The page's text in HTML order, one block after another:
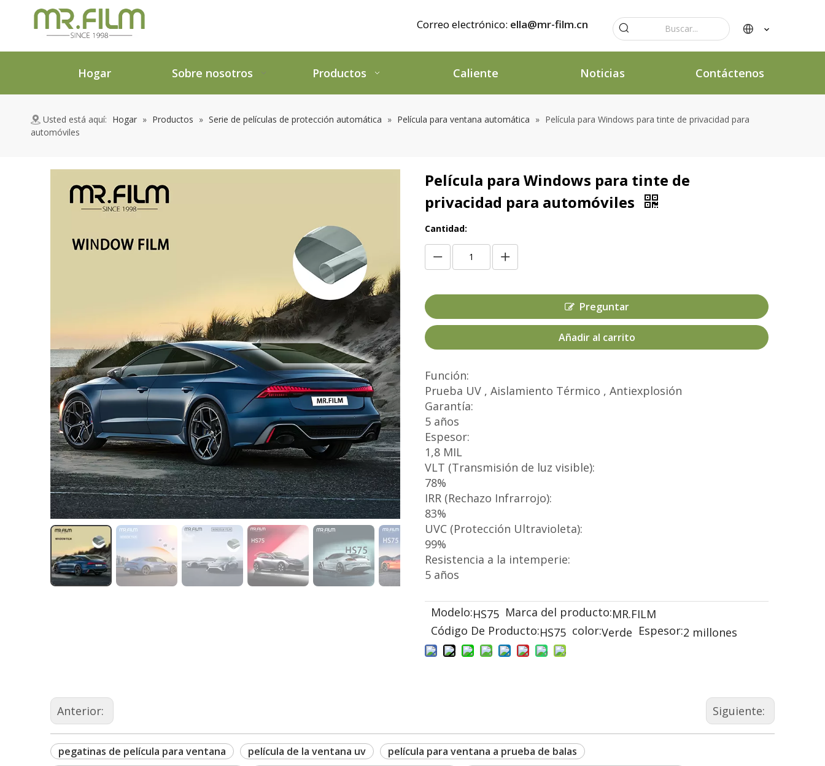
Correo electrónico: ella@mr-film.cn
Hogar Sobre nosotros Productos Caliente Noticias Contáctenos
Usted está aquí: Hogar » Productos » Serie de películas de protección automática » Película para ventana automática » Película para Windows para tinte de privacidad para
automóviles
Película para Windows para tinte de
privacidad para automóviles
Cantidad:
Preguntar
Añadir al carrito
Función:
Prueba UV , Aislamiento Térmico , Antiexplosión
Garantía:
5 años
Espesor:
1,8 MIL
VLT (Transmisión de luz visible):
78%
IRR (Rechazo Infrarrojo):
83%
UVC (Protección Ultravioleta):
99%
Resistencia a la intemperie:
5 años
Modelo:HS75 Marca del producto:MR.FILM
Código De Producto:HS75 color:Verde Espesor:2 millones
Anterior: Siguiente:
pegatinas de película para ventana película de la ventana uv
película para ventana a prueba de balas